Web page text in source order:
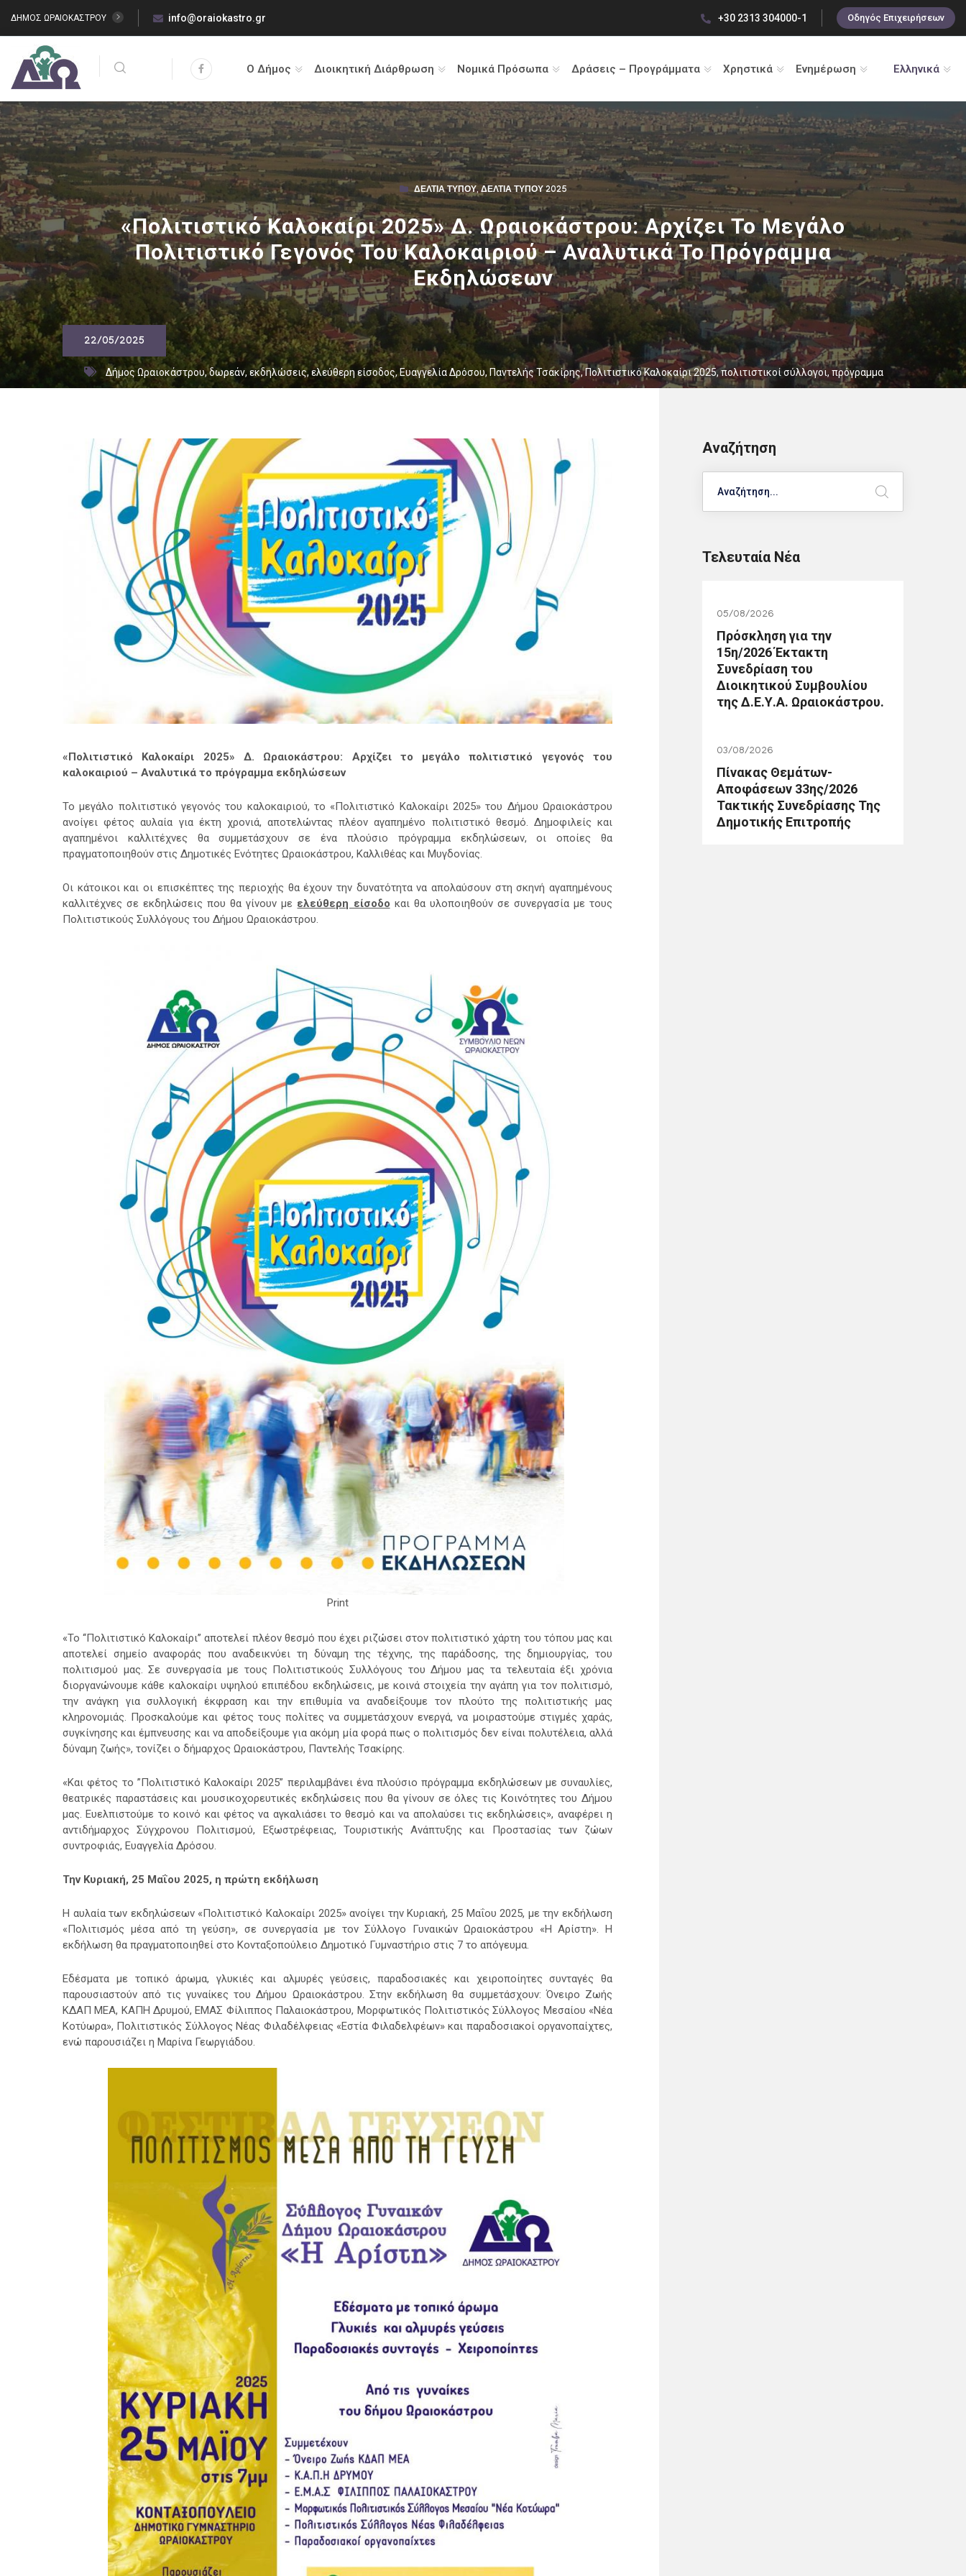
ΔΗΜΟΣ ΩΡΑΙΟΚΑΣΤΡΟΥ info@oraiokastro.gr +30 2313 304000-1 Οδηγός Επιχειρήσεων
Ο Δήμος Διοικητική Διάρθρωση Νομικά Πρόσωπα Δράσεις – Προγράμματα Χρηστικά Ενημέρωση Ελληνικά
ΔΕΛΤΊΑ ΤΎΠΟΥ,ΔΕΛΤΊΑ ΤΎΠΟΥ 2025
«Πολιτιστικό Καλοκαίρι 2025» Δ. Ωραιοκάστρου: Αρχίζει Το Μεγάλο
Πολιτιστικό Γεγονός Του Καλοκαιριού – Αναλυτικά Το Πρόγραμμα
Εκδηλώσεων
22/05/2025
Δήμος Ωραιοκάστρου,δωρεάν, εκδηλώσεις, ελεύθερη είσοδος,Ευαγγελία Δρόσου, Παντελής Τσακίρης,Πολιτιστικό Καλοκαίρι 2025,πολιτιστικοί σύλλογοι, πρόγραμμα
«Πολιτιστικό Καλοκαίρι 2025» Δ. Ωραιοκάστρου: Αρχίζει το μεγάλο πολιτιστικό γεγονός του
καλοκαιριού – Αναλυτικά το πρόγραμμα εκδηλώσεων
Το μεγάλο πολιτιστικό γεγονός του καλοκαιριού, το «Πολιτιστικό Καλοκαίρι 2025» του Δήμου Ωραιοκάστρου
ανοίγει φέτος αυλαία για έκτη χρονιά, αποτελώντας πλέον αγαπημένο πολιτιστικό θεσμό. Δημοφιλείς και
αγαπημένοι καλλιτέχνες θα συμμετάσχουν σε ένα πλούσιο πρόγραμμα εκδηλώσεων, οι οποίες θα
πραγματοποιηθούν στις Δημοτικές Ενότητες Ωραιοκάστρου, Καλλιθέας και Μυγδονίας.
Οι κάτοικοι και οι επισκέπτες της περιοχής θα έχουν την δυνατότητα να απολαύσουν στη σκηνή αγαπημένους
καλλιτέχνες σε εκδηλώσεις που θα γίνουν με ελεύθερη είσοδο και θα υλοποιηθούν σε συνεργασία με τους
Πολιτιστικούς Συλλόγους του Δήμου Ωραιοκάστρου.
Print
«Το ‘‘Πολιτιστικό Καλοκαίρι’’ αποτελεί πλέον θεσμό που έχει ριζώσει στον πολιτιστικό χάρτη του τόπου μας και
αποτελεί σημείο αναφοράς που αναδεικνύει τη δύναμη της τέχνης, της παράδοσης, της δημιουργίας, του
πολιτισμού μας. Σε συνεργασία με τους Πολιτιστικούς Συλλόγους του Δήμου μας τα τελευταία έξι χρόνια
διοργανώνουμε κάθε καλοκαίρι υψηλού επιπέδου εκδηλώσεις, με κοινά στοιχεία την αγάπη για τον πολιτισμό,
την ανάγκη για συλλογική έκφραση και την επιθυμία να αναδείξουμε τον πλούτο της πολιτιστικής μας
κληρονομιάς. Προσκαλούμε και φέτος τους πολίτες να συμμετάσχουν ενεργά, να μοιραστούμε στιγμές χαράς,
συγκίνησης και έμπνευσης και να αποδείξουμε για ακόμη μία φορά πως ο πολιτισμός δεν είναι πολυτέλεια, αλλά
δύναμη ζωής», τονίζει ο δήμαρχος Ωραιοκάστρου, Παντελής Τσακίρης.
«Και φέτος το ”Πολιτιστικό Καλοκαίρι 2025” περιλαμβάνει ένα πλούσιο πρόγραμμα εκδηλώσεων με συναυλίες,
θεατρικές παραστάσεις και μουσικοχορευτικές εκδηλώσεις που θα γίνουν σε όλες τις Κοινότητες του Δήμου
μας. Ευελπιστούμε το κοινό και φέτος να αγκαλιάσει το θεσμό και να απολαύσει τις εκδηλώσεις», αναφέρει η
αντιδήμαρχος Σύγχρονου Πολιτισμού, Εξωστρέφειας, Τουριστικής Ανάπτυξης και Προστασίας των ζώων
συντροφιάς, Ευαγγελία Δρόσου.
Την Κυριακή, 25 Μαΐου 2025, η πρώτη εκδήλωση
Η αυλαία των εκδηλώσεων «Πολιτιστικό Καλοκαίρι 2025» ανοίγει την Κυριακή, 25 Μαΐου 2025, με την εκδήλωση
«Πολιτισμός μέσα από τη γεύση», σε συνεργασία με τον Σύλλογο Γυναικών Ωραιοκάστρου «Η Αρίστη». Η
εκδήλωση θα πραγματοποιηθεί στο Κονταξοπούλειο Δημοτικό Γυμναστήριο στις 7 το απόγευμα.
Εδέσματα με τοπικό άρωμα, γλυκιές και αλμυρές γεύσεις, παραδοσιακές και χειροποίητες συνταγές θα
παρουσιαστούν από τις γυναίκες του Δήμου Ωραιοκάστρου. Στην εκδήλωση θα συμμετάσχουν: Όνειρο Ζωής
ΚΔΑΠ ΜΕΑ, ΚΑΠΗ Δρυμού, ΕΜΑΣ Φίλιππος Παλαιοκάστρου, Μορφωτικός Πολιτιστικός Σύλλογος Μεσαίου «Νέα
Κοτύωρα», Πολιτιστικός Σύλλογος Νέας Φιλαδέλφειας «Εστία Φιλαδελφέων» και παραδοσιακοί οργανοπαίχτες,
ενώ παρουσιάζει η Μαρίνα Γεωργιάδου.
Αναζήτηση
Τελευταία Νέα
05/08/2026
Πρόσκληση για την
15η/2026 Έκτακτη
Συνεδρίαση του
Διοικητικού Συμβουλίου
της Δ.Ε.Υ.Α. Ωραιοκάστρου.
03/08/2026
Πίνακας Θεμάτων-
Αποφάσεων 33ης/2026
Τακτικής Συνεδρίασης Της
Δημοτικής Επιτροπής